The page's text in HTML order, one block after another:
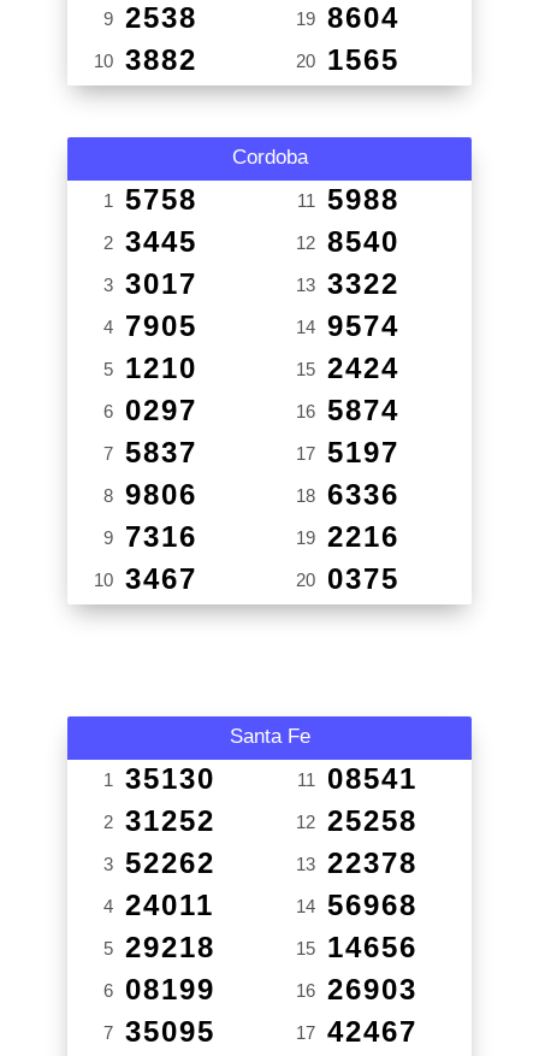
9 2538
10 3882
19 8604
20 1565
Cordoba
1 5758
2 3445
3 3017
4 7905
5 1210
6 0297
7 5837
8 9806
9 7316
10 3467
11 5988
12 8540
13 3322
14 9574
15 2424
16 5874
17 5197
18 6336
19 2216
20 0375
Santa Fe
1 35130
2 31252
3 52262
4 24011
5 29218
6 08199
7 35095
11 08541
12 25258
13 22378
14 56968
15 14656
16 26903
17 42467